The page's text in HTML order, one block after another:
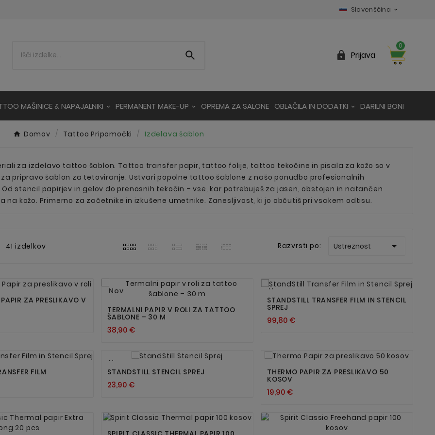
Slovenščina 
  Prijava
0
MAŠINICE & NAPAJALNIKI PERMANENT MAKE-UP OPREMA ZA SALONE OBLAČILA IN DODATKI DARILNI BONI
Domov Tattoo Pripomočki Izdelava šablon
za izdelavo tattoo šablon. Tattoo transfer papir, tattoo folije, tattoo tekočine in pisala za kožo so v
pripravo šablon za tetoviranje. Ustvari popolne tattoo šablone z našo ponudbo profesionalnih
stencil papirjev in gelov do prenosnih tekočin – vse, kar potrebuješ za jasen, obstojen in natančen
na kožo. Primerno za začetnike in izkušene umetnike. Zanesljivost, ki jo občutiš pri vsakem odtisu.
41 izdelkov Razvrsti po: Ustreznost 

ZA PRESLIKAVO V
Nov  
TERMALNI PAPIR V ROLI ZA TATTOO
ŠABLONE – 30 M
38,90 €
Nov
 
STANDSTILL TRANSFER FILM IN STENCIL
SPREJ
99,80 €
 
FILM
Nov

STANDSTILL STENCIL SPREJ
23,90 €

THERMO PAPIR ZA PRESLIKAVO 50
KOSOV
19,90 €
 
 
 